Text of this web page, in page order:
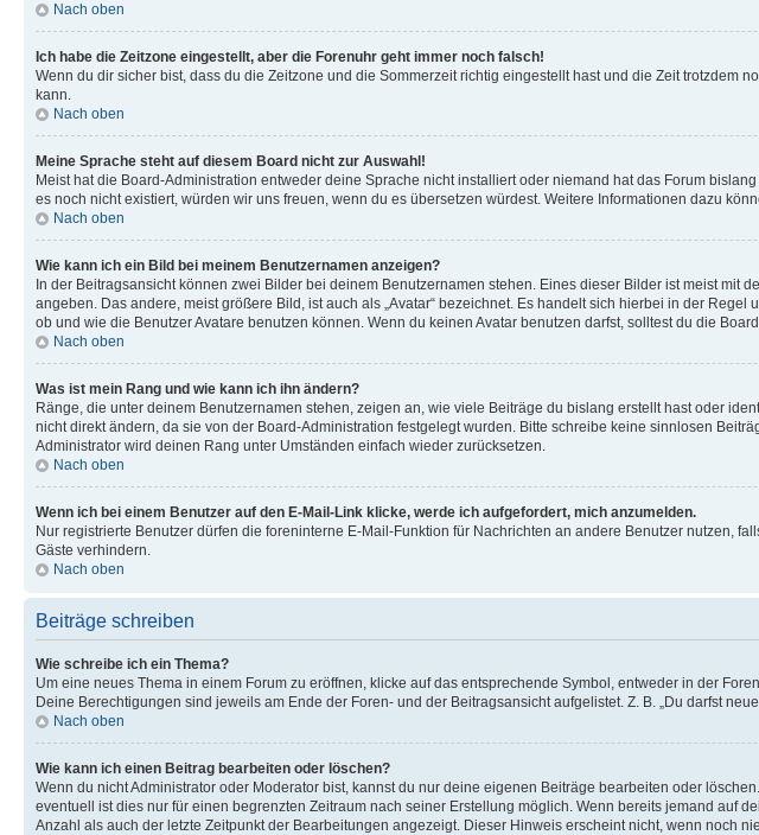
Nach oben
Ich habe die Zeitzone eingestellt, aber die Forenuhr geht immer noch falsch!
Wenn du dir sicher bist, dass du die Zeitzone und die Sommerzeit richtig eingestellt hast und die Zeit trotzdem
kann.
Nach oben
Meine Sprache steht auf diesem Board nicht zur Auswahl!
Meist hat die Board-Administration entweder deine Sprache nicht installiert oder niemand hat das Forum
es noch nicht existiert, würden wir uns freuen, wenn du es übersetzen würdest. Weitere Informationen dazu
Nach oben
Wie kann ich ein Bild bei meinem Benutzernamen anzeigen?
In der Beitragsansicht können zwei Bilder bei deinem Benutzernamen stehen. Eines dieser Bilder ist meist
angeben. Das andere, meist größere Bild, ist auch als „Avatar“ bezeichnet. Es handelt sich hierbei in der
ob und wie die Benutzer Avatare benutzen können. Wenn du keinen Avatar benutzen darfst, solltest du die
Nach oben
Was ist mein Rang und wie kann ich ihn ändern?
Ränge, die unter deinem Benutzernamen stehen, zeigen an, wie viele Beiträge du bislang erstellt hast oder
nicht direkt ändern, da sie von der Board-Administration festgelegt wurden. Bitte schreibe keine sinnlosen
Administrator wird deinen Rang unter Umständen einfach wieder zurücksetzen.
Nach oben
Wenn ich bei einem Benutzer auf den E-Mail-Link klicke, werde ich aufgefordert, mich anzumelden.
Nur registrierte Benutzer dürfen die foreninterne E-Mail-Funktion für Nachrichten an andere Benutzer nutzen,
Gäste verhindern.
Nach oben
Beiträge schreiben
Wie schreibe ich ein Thema?
Um eine neues Thema in einem Forum zu eröffnen, klicke auf das entsprechende Symbol, entweder in der
Deine Berechtigungen sind jeweils am Ende der Foren- und der Beitragsansicht aufgelistet. Z. B. „Du darfst
Nach oben
Wie kann ich einen Beitrag bearbeiten oder löschen?
Wenn du nicht Administrator oder Moderator bist, kannst du nur deine eigenen Beiträge bearbeiten oder
eventuell ist dies nur für einen begrenzten Zeitraum nach seiner Erstellung möglich. Wenn bereits jemand auf
Anzahl als auch der letzte Zeitpunkt der Bearbeitungen angezeigt. Dieser Hinweis erscheint nicht, wenn noch